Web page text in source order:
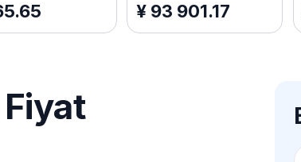
¥ 93 901.17